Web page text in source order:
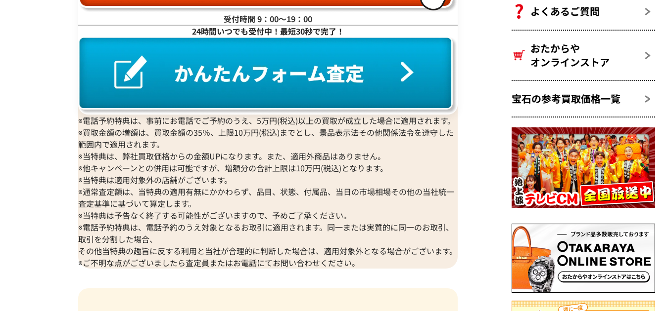
Pt･Pm900 ブラジル産パライバトルマリン・ダイヤ
モンド リング 0.34・D0.84ct
参考買取価格
ASK
2026年6月11日時点
Pt･Pm900 ブラジル産パライバトルマリン・ダイヤ
モンド リング 0.39・0.46ct
参考買取価格
ASK
2026年6月11日時点
Pt1000 買取
Pt950 買取
Pt900 買取
Pt&Pm 買取
銀･シルバー 買取
パラジウム 買取
A. ランゲ&
ブルガリ 買取
フランク ミュラー 買取
IWC 買取
買取可能な商品をもっと見る
受付時間 9：00〜19：00
24時間いつでも受付中！最短30秒で完了！
※電話予約特典は、事前にお電話でご予約のうえ、5万円(税込)以上の買取が成立した場合に適用されます。
※買取金額の増額は、買取金額の35％、上限10万円(税込)までとし、景品表示法その他関係法令を遵守した
範囲内で適用されます。
※当特典は、弊社買取価格からの金額UPになります。また、適用外商品はありません。
※他キャンペーンとの併用は可能ですが、増額分の合計上限は10万円(税込)となります。
※当特典は適用対象外の店舗がございます。
※通常査定額は、当特典の適用有無にかかわらず、品目、状態、付属品、当日の市場相場その他の当社統一
査定基準に基づいて算定します。
※当特典は予告なく終了する可能性がございますので、予めご了承ください。
※電話予約特典は、電話予約のうえ対象となるお取引に適用されます。同一または実質的に同一のお取引、
取引を分割した場合、
その他当特典の趣旨に反する利用と当社が合理的に判断した場合は、適用対象外となる場合がございます。
※ご不明な点がございましたら査定員またはお電話にてお問い合わせください。
よくあるご質問
おたからや
オンラインストア
宝石の参考買取価格一覧